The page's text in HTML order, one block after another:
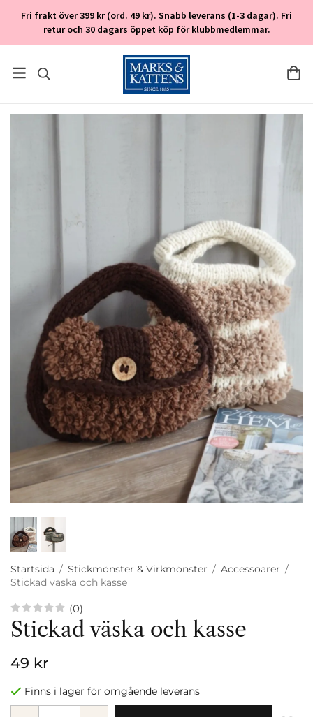
Fri frakt över 399 kr (ord. 49 kr). Snabb leverans (1-3 dagar). Fri
retur och 30 dagars öppet köp för klubbmedlemmar.
Startsida / Stickmönster & Virkmönster / Accessoarer /
Stickad väska och kasse
(0)
Stickad väska och kasse
49 kr
Finns i lager för omgående leverans